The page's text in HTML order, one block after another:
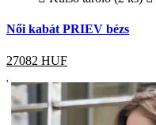
Női kabát PRIEV bézs
27082 HUF